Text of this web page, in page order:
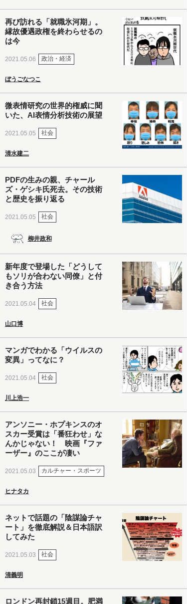
再び訪れる「就職氷河期」。
縁故優遇政権を終わらせるの
は今
2021.05.06 政治・経済
ぼうごなつこ
微表情研究の世界的権威に聞
いた、AI表情分析技術の展望
2021.05.05 社会
清水建二
PDFの生みの親、チャール
ズ・ゲシキ氏死去。その技術
と歴史を振り返る
2021.05.05 社会
柳井政和
新年度で登場した「どうして
もソリが合わない同僚」と付
き合う方法
2021.05.04 社会
山口博
マンガでわかる「ウイルスの
変異」ってなに？
2021.05.04 社会
川上浩一
アンソニー・ホプキンスのオ
スカー受賞は「番狂わせ」な
んかじゃない！ 映画『ファ
ーザー』のここが凄い
2021.05.03 カルチャー・スポーツ
ヒナタカ
ネットで話題の「陰謀論チャ
ート」を徹底解説＆日本語訳
してみた
2021.05.03 社会
清義明
ロンドン再封鎖15週目。肥満